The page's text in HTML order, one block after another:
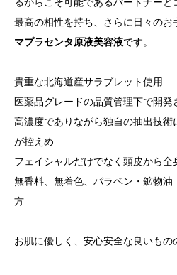
るからこそ可能であるパートナーと
最高の相性を持ち、さらに日々のお
マプラセンタ原液美容液です。
貴重な北海道産サラブレット使用
医薬品グレードの品質管理下で開発
高濃度でありながら独自の抽出技
が控えめ
フェイシャルだけでなく頭皮から全
無香料、無着色、パラベン・鉱物
方
お肌に優しく、安心安全な良いもの